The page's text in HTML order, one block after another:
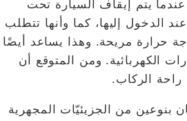
يتم إيقاف السيارة تحت
الدخول إليها، كما وأنها تتطلب
حرارة مريحة. وهذا يساعد أيضًا
الكهربائية. ومن المتوقع أن
الركاب.
بنوعين من الجزيئيّات المجهرية